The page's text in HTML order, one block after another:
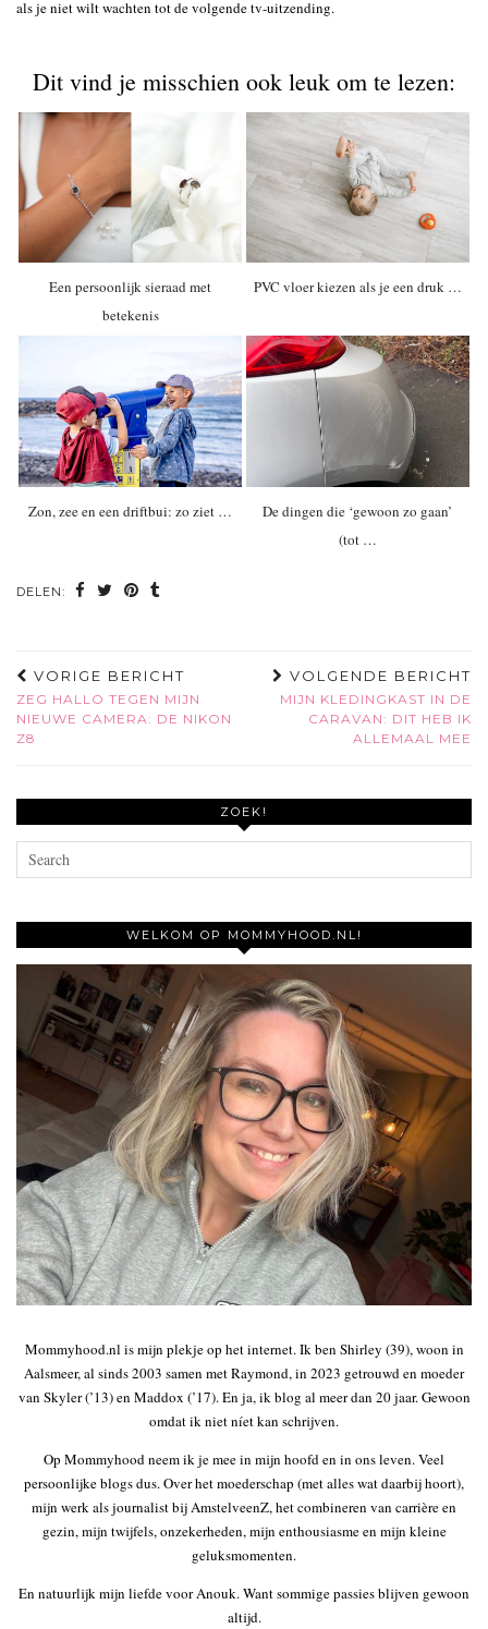
als je niet wilt wachten tot de volgende tv-uitzending.
Dit vind je misschien ook leuk om te lezen:
Een persoonlijk sieraad met
betekenis
PVC vloer kiezen als je een druk …
Zon, zee en een driftbui: zo ziet …
De dingen die ‘gewoon zo gaan’
(tot …
DELEN:
VORIGE BERICHT
ZEG HALLO TEGEN MIJN
NIEUWE CAMERA: DE NIKON
Z8
VOLGENDE BERICHT
MIJN KLEDINGKAST IN DE
CARAVAN: DIT HEB IK
ALLEMAAL MEE
ZOEK!
WELKOM OP MOMMYHOOD.NL!
Mommyhood.nl is mijn plekje op het internet. Ik ben Shirley (39), woon in
Aalsmeer, al sinds 2003 samen met Raymond, in 2023 getrouwd en moeder
van Skyler (’13) en Maddox (’17). En ja, ik blog al meer dan 20 jaar. Gewoon
omdat ik niet níet kan schrijven.
Op Mommyhood neem ik je mee in mijn hoofd en in ons leven. Veel
persoonlijke blogs dus. Over het moederschap (met alles wat daarbij hoort),
mijn werk als journalist bij AmstelveenZ, het combineren van carrière en
gezin, mijn twijfels, onzekerheden, mijn enthousiasme en mijn kleine
geluksmomenten.
En natuurlijk mijn liefde voor Anouk. Want sommige passies blijven gewoon
altijd.